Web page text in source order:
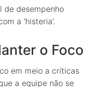
de desempenho
a ‘histeria’.
o Foco
em meio a críticas
a equipe não se